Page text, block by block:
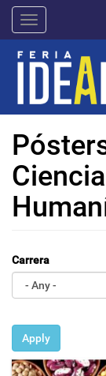
Pasar
contenido
principal
IDEAR
Carrera
Apply